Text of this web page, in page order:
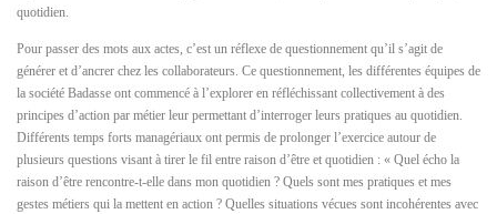
quotidien.
Pour passer des mots aux actes, c’est un réflexe de questionnement qu’il s’agit de
générer et d’ancrer chez les collaborateurs. Ce questionnement, les différentes équipes de
la société Badasse ont commencé à l’explorer en réfléchissant collectivement à des
principes d’action par métier leur permettant d’interroger leurs pratiques au quotidien.
Différents temps forts managériaux ont permis de prolonger l’exercice autour de
plusieurs questions visant à tirer le fil entre raison d’être et quotidien : « Quel écho la
raison d’être rencontre-t-elle dans mon quotidien ? Quels sont mes pratiques et mes
gestes métiers qui la mettent en action ? Quelles situations vécues sont incohérentes avec